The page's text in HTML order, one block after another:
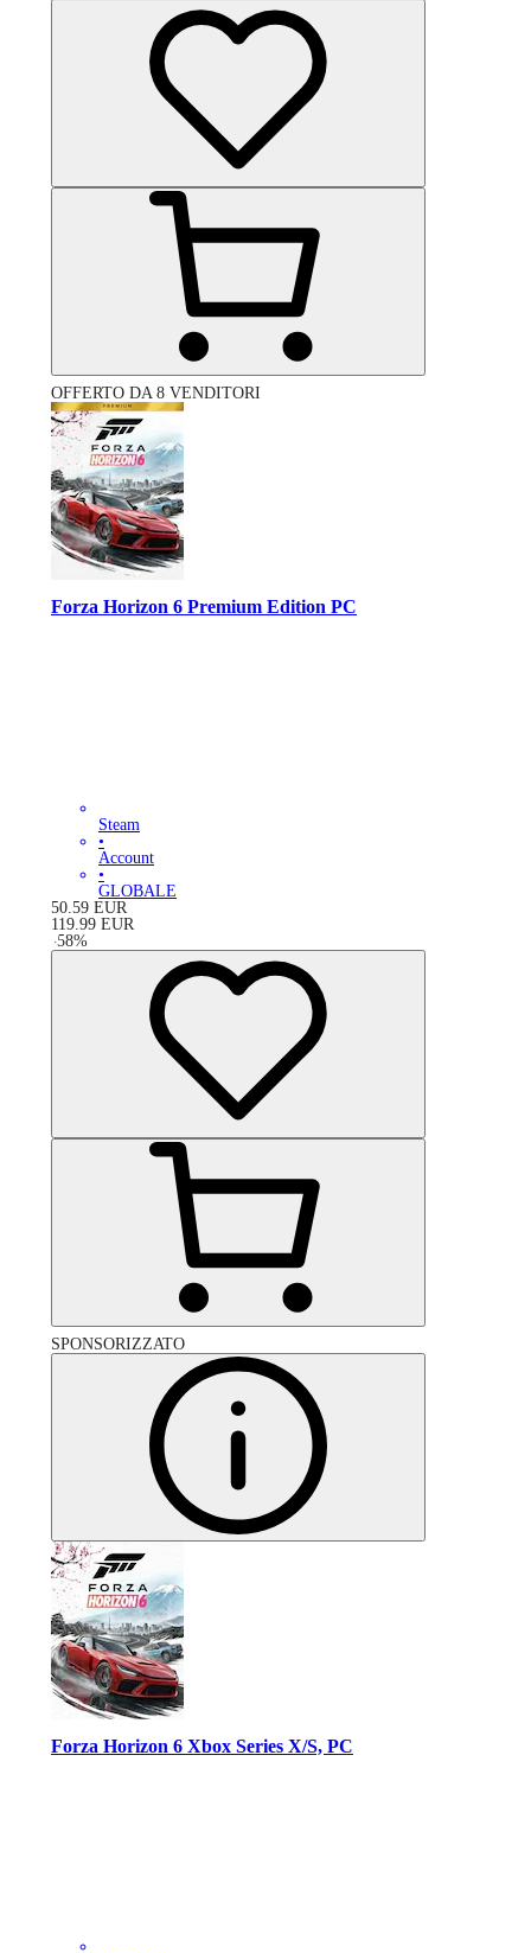
OFFERTO DA 8 VENDITORI
Forza Horizon 6 Premium Edition PC
Steam
•
Account
•
GLOBALE
50.59 EUR
119.99 EUR
-58%
SPONSORIZZATO
Forza Horizon 6 Xbox Series X/S, PC